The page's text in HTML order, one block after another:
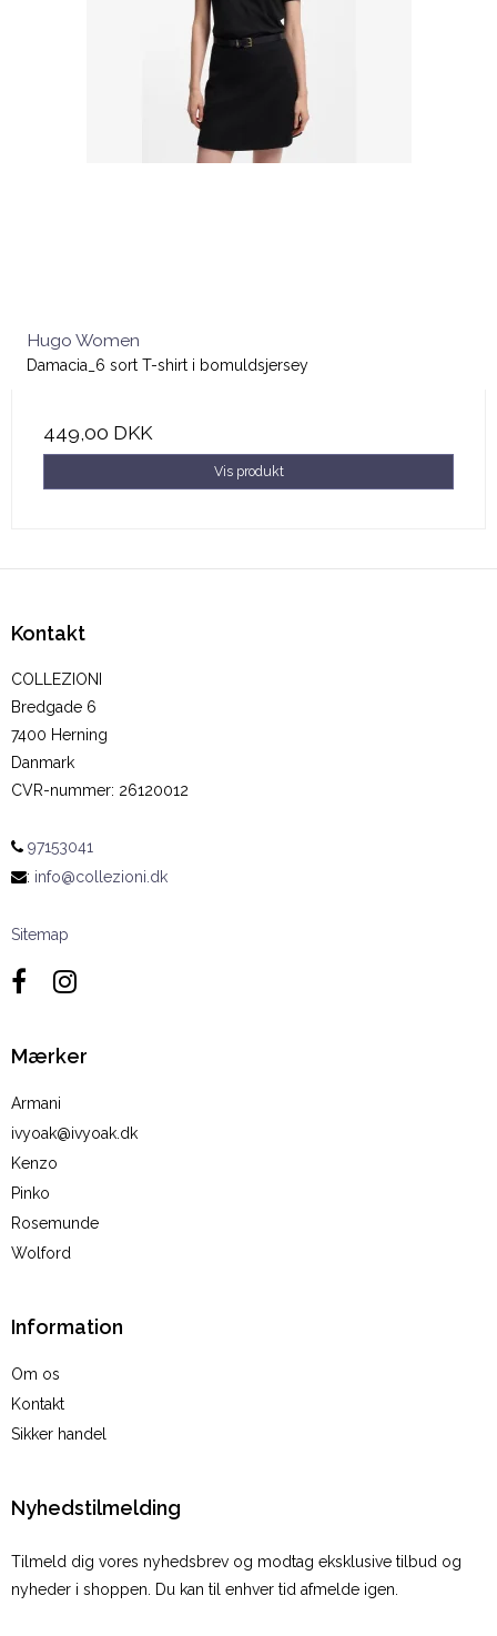
Hugo Women
Damacia_6 sort T-shirt i bomuldsjersey
449,00 DKK
Vis produkt
Kontakt
COLLEZIONI
Bredgade 6
7400 Herning
Danmark
CVR-nummer: 26120012
97153041
: info@collezioni.dk
Sitemap
Mærker
Armani
ivyoak@ivyoak.dk
Kenzo
Pinko
Rosemunde
Wolford
Information
Om os
Kontakt
Sikker handel
Nyhedstilmelding
Tilmeld dig vores nyhedsbrev og modtag eksklusive tilbud og
nyheder i shoppen. Du kan til enhver tid afmelde igen.